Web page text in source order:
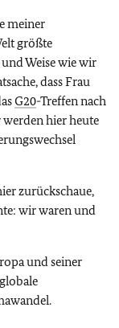
meiner
größte
Weise wie wir
dass Frau
G20-Treffen nach
hier heute
zurückschaue,
wir waren und
und seiner